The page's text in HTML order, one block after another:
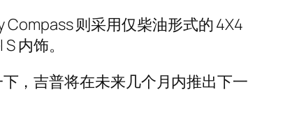
则采用仅柴油形式的 4X4
内饰。
，吉普将在未来几个月内推出下一